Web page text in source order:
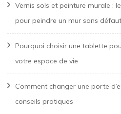
Vernis sols et peinture murale :
pour peindre un mur sans
Pourquoi choisir une tablette
votre espace de vie
Comment changer une porte
conseils pratiques